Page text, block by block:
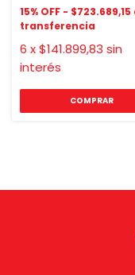
$723.689,15
6 x$141.899,83 sin
interés